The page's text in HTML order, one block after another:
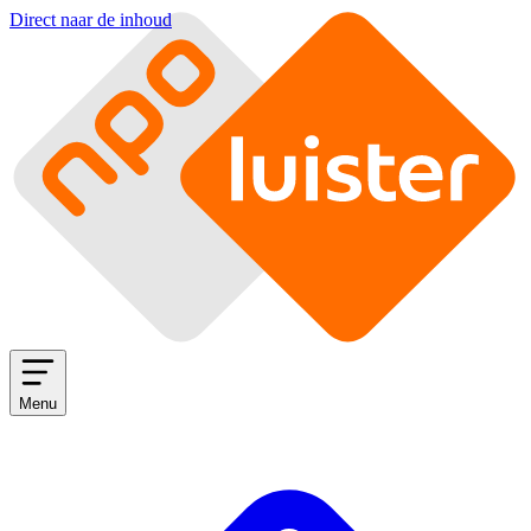
Direct naar de inhoud
Menu